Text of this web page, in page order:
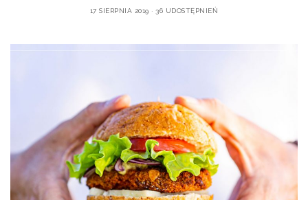
17 SIERPNIA 2019
36 UDOSTĘPNIEŃ